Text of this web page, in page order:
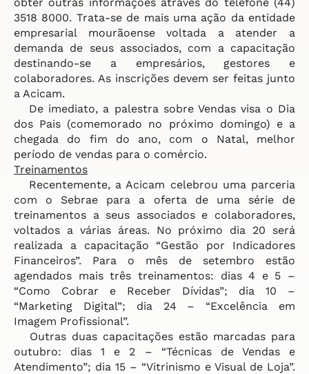
3518 8000. Trata-se de mais uma ação da entidade
empresarial mourãoense voltada a atender a
demanda de seus associados, com a capacitação
destinando-se a empresários, gestores e
colaboradores. As inscrições devem ser feitas junto
a Acicam.
De imediato, a palestra sobre Vendas visa o Dia
dos Pais (comemorado no próximo domingo) e a
chegada do fim do ano, com o Natal, melhor
período de vendas para o comércio.
Treinamentos
Recentemente, a Acicam celebrou uma parceria
com o Sebrae para a oferta de uma série de
treinamentos a seus associados e colaboradores,
voltados a várias áreas. No próximo dia 20 será
realizada a capacitação “Gestão por Indicadores
Financeiros”. Para o mês de setembro estão
agendados mais três treinamentos: dias 4 e 5 –
“Como Cobrar e Receber Dívidas”; dia 10 –
“Marketing Digital”; dia 24 – “Excelência em
Imagem Profissional”.
Outras duas capacitações estão marcadas para
outubro: dias 1 e 2 – “Técnicas de Vendas e
Atendimento”; dia 15 – “Vitrinismo e Visual de Loja”.